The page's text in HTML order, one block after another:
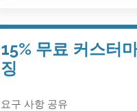
15% 무료 커스터마
징
요구 사항 공유